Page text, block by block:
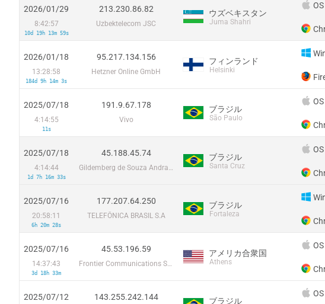
2026/01/29
8:42:57
10d 19h 13m 59s
213.230.86.82
Uzbektelecom JSC
ウズベキスタン
Juma Shahri
2026/01/18
13:28:58
184d 9h 14m 3s
95.217.134.156
Hetzner Online GmbH
フィンランド
Helsinki
2025/07/18
4:14:55
11s
191.9.67.178
Vivo
ブラジル
São Paulo
2025/07/18
4:14:44
1d 7h 16m 33s
45.188.45.74
Gildemberg de Souza Andrade Acesso a Internet EPP
ブラジル
Santa Cruz
2025/07/16
20:58:11
6h 20m 28s
177.207.64.250
TELEFÔNICA BRASIL S.A
ブラジル
Fortaleza
2025/07/16
14:37:43
3d 18h 33m
45.53.196.59
Frontier Communications Solutions
アメリカ合衆国
Athens
2025/07/12 143.255.242.144 ブラジル